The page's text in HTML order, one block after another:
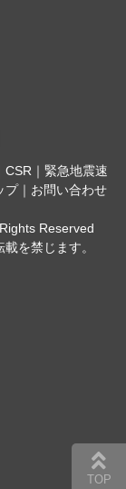
CSR｜ 緊急地震速
プ｜ お問い合わせ
Reserved
を禁じます。